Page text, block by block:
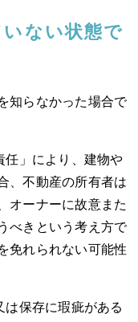
ない状態で
知らなかった場合で
任」により、建物や
、不動産の所有者は
オーナーに故意また
べきという考え方で
免れられない可能性
は保存に瑕疵がある